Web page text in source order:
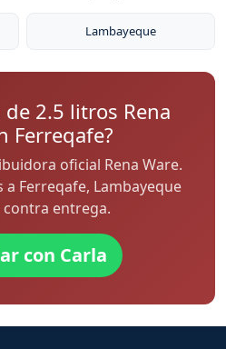
Lambayeque
2.5 litros Rena
Ferreqafe?
oficial Rena Ware.
Ferreqafe, Lambayeque
contra entrega.
con Carla